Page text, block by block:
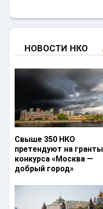
НОВОСТИ НКО
Свыше 350 НКО
претендуют на гранты
конкурса «Москва —
добрый город»